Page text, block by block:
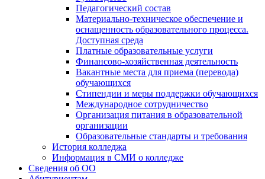
Педагогический состав
Материально-техническое обеспечение и
оснащенность образовательного процесса.
Доступная среда
Платные образовательные услуги
Финансово-хозяйственная деятельность
Вакантные места для приема (перевода)
обучающихся
Стипендии и меры поддержки обучающихся
Международное сотрудничество
Организация питания в образовательной
организации
Образовательные стандарты и требования
История колледжа
Информация в СМИ о колледже
Сведения об ОО